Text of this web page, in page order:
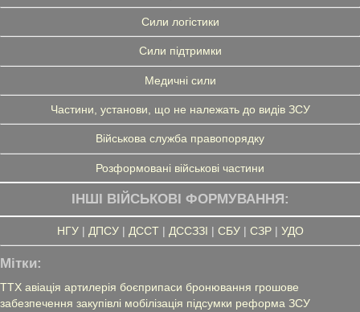
Сили логістики
Сили підтримки
Медичні сили
Частини, установи, що не належать до видів ЗСУ
Військова служба правопорядку
Розформовані військові частини
ІНШІ ВІЙСЬКОВІ ФОРМУВАННЯ:
НГУ| ДПСУ| ДССТ| ДССЗЗІ | СБУ| СЗР| УДО
Мітки:
ТТХ авіація артилерія боєприпаси бронювання грошове
забезпечення закупівлі мобілізація підсумки реформа ЗСУ